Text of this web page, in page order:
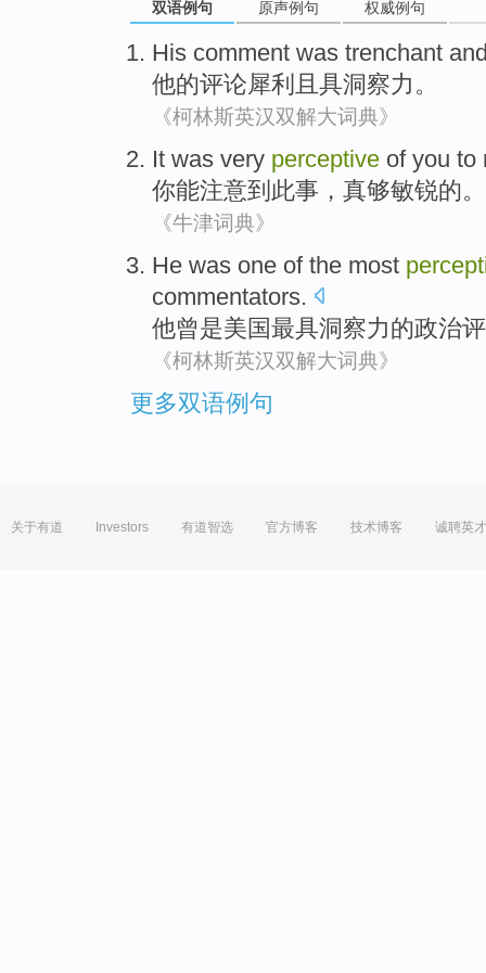
双语例句 原声例句 权威例句
His comment was trenchant
他的评论犀利 且 具洞察力 。
《柯林斯英汉双解大词典》
It was very perceptive of you to
你能注意到此事，真够敏锐的。
《牛津词典》
He was one of the most
commentators.
他曾是美国最具洞察力的政治
《柯林斯英汉双解大词典》
更多双语例句
关于有道 Investors 有道智选 官方博客 技术博客 诚聘英才